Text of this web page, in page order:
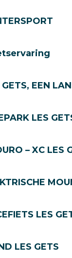
GETS, EEN
LES
– XC LES
LES
LES GETS
en
oog van